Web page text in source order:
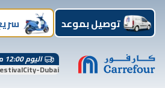
توصيل بموعد
اليوم 12:00 م
Dubai